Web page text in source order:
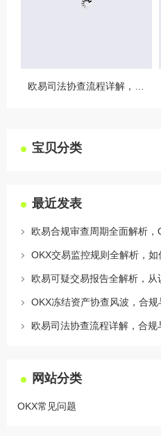
宝贝分类
最近发表
欧易合规审查周期全面解析
欧易可疑交易报告全解析，
OKX冻结资产协查风波，合
欧易司法协查流程详解，合规
网站分类
OKX常见问题